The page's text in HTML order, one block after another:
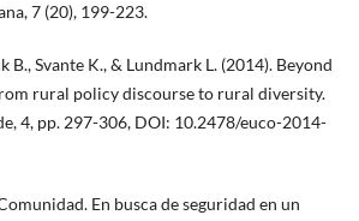
7 (20), 199-223.
B., Svante K., & Lundmark L. (2014). Beyond
rural policy discourse to rural diversity.
4, pp. 297-306, DOI: 10.2478/euco-2014-
En busca de seguridad en un